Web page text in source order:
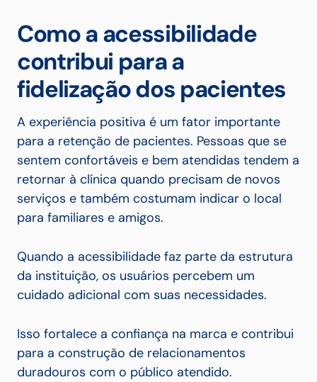
Como a acessibilidade
contribui para a
fidelização dos pacientes
A experiência positiva é um fator importante
para a retenção de pacientes. Pessoas que se
sentem confortáveis e bem atendidas tendem a
retornar à clínica quando precisam de novos
serviços e também costumam indicar o local
para familiares e amigos.
Quando a acessibilidade faz parte da estrutura
da instituição, os usuários percebem um
cuidado adicional com suas necessidades.
Isso fortalece a confiança na marca e contribui
para a construção de relacionamentos
duradouros com o público atendido.